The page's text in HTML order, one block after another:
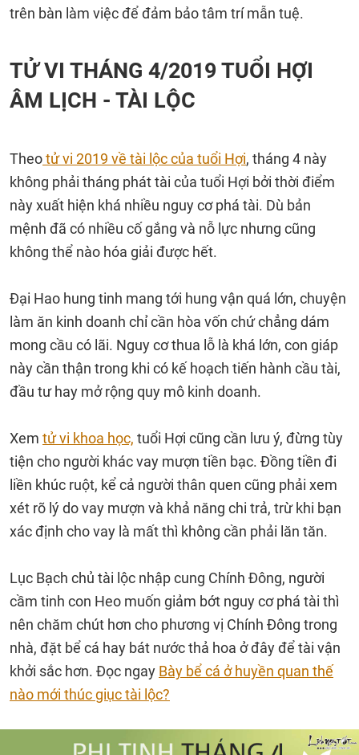
trên bàn làm việc để đảm bảo tâm trí mẫn tuệ.
TỬ VI THÁNG 4/2019 TUỔI HỢI
ÂM LỊCH - TÀI LỘC
Theotử vi 2019 về tài lộc của tuổi Hợi, tháng 4 này
không phải tháng phát tài của tuổi Hợi bởi thời điểm
này xuất hiện khá nhiều nguy cơ phá tài. Dù bản
mệnh đã có nhiều cố gắng và nỗ lực nhưng cũng
không thể nào hóa giải được hết.
Đại Hao hung tinh mang tới hung vận quá lớn, chuyện
làm ăn kinh doanh chỉ cần hòa vốn chứ chẳng dám
mong cầu có lãi. Nguy cơ thua lỗ là khá lớn, con giáp
này cần thận trong khi có kế hoạch tiến hành cầu tài,
đầu tư hay mở rộng quy mô kinh doanh.
Xem tử vi khoa học, tuổi Hợi cũng cần lưu ý, đừng tùy
tiện cho người khác vay mượn tiền bạc. Đồng tiền đi
liền khúc ruột, kể cả người thân quen cũng phải xem
xét rõ lý do vay mượn và khả năng chi trả, trừ khi bạn
xác định cho vay là mất thì không cần phải lăn tăn.
Lục Bạch chủ tài lộc nhập cung Chính Đông, người
cầm tinh con Heo muốn giảm bớt nguy cơ phá tài thì
nên chăm chút hơn cho phương vị Chính Đông trong
nhà, đặt bể cá hay bát nước thả hoa ở đây để tài vận
khởi sắc hơn. Đọc ngay Bày bể cá ở huyền quan thế
nào mới thúc giục tài lộc?